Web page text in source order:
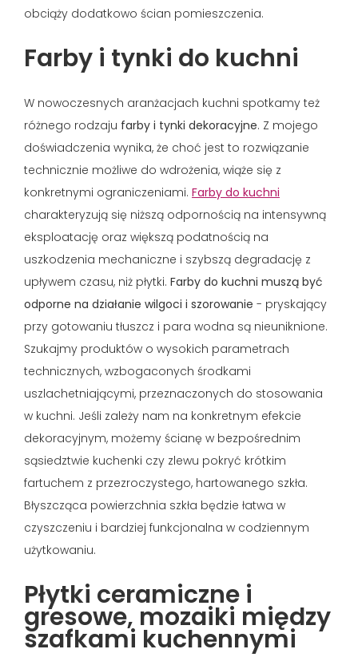
obciąży dodatkowo ścian pomieszczenia.
Farby i tynki do kuchni
W nowoczesnych aranżacjach kuchni spotkamy też
różnego rodzaju farby i tynki dekoracyjne. Z mojego
doświadczenia wynika, że choć jest to rozwiązanie
technicznie możliwe do wdrożenia, wiąże się z
konkretnymi ograniczeniami. Farby do kuchni
charakteryzują się niższą odpornością na intensywną
eksploatację oraz większą podatnością na
uszkodzenia mechaniczne i szybszą degradację z
upływem czasu, niż płytki. Farby do kuchni muszą być
odporne na działanie wilgoci i szorowanie - pryskający
przy gotowaniu tłuszcz i para wodna są nieuniknione.
Szukajmy produktów o wysokich parametrach
technicznych, wzbogaconych środkami
uszlachetniającymi, przeznaczonych do stosowania
w kuchni. Jeśli zależy nam na konkretnym efekcie
dekoracyjnym, możemy ścianę w bezpośrednim
sąsiedztwie kuchenki czy zlewu pokryć krótkim
fartuchem z przezroczystego, hartowanego szkła.
Błyszcząca powierzchnia szkła będzie łatwa w
czyszczeniu i bardziej funkcjonalna w codziennym
użytkowaniu.
Płytki ceramiczne i
gresowe, mozaiki między
szafkami kuchennymi